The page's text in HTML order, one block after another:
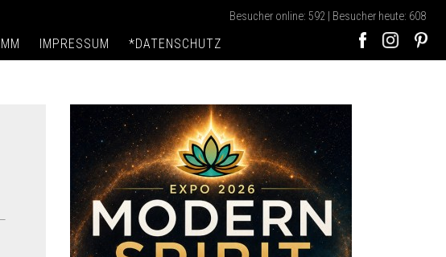
Besucher online: 592 | Besucher heute: 608
IMPRESSUM *DATENSCHUTZ